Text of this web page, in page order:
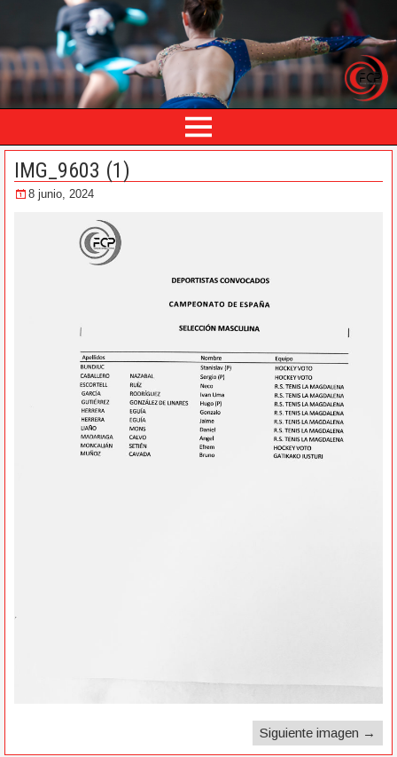
IMG_9603 (1)
8 junio, 2024
Siguiente imagen →